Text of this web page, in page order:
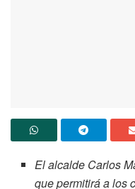
El alcalde Carlos
que permitirá a los